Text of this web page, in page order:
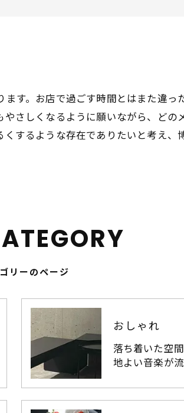
す。お店で過ごす時間とはまた違
さしくなるように願いながら、どの
するような存在でありたいと考え、
リーのページ
おしゃれ
落ち着いた空
地よい音楽が